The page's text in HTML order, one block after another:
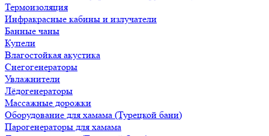
Термоизоляция
Инфракрасные кабины и излучатели
Банные чаны
Купели
Влагостойкая акустика
Снегогенераторы
Увлажнители
Лёдогенераторы
Массажные дорожки
Оборудование для хамама (Турецкой бани)
Парогенераторы для хамама